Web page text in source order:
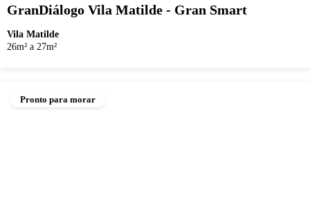
GranDiálogo Vila Matilde - Gran Smart
Vila Matilde
26m² a 27m²
Pronto para morar